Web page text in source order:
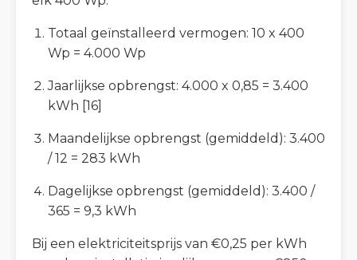
Totaal geïnstalleerd vermogen: 10 x 400
Wp = 4.000 Wp
Jaarlijkse opbrengst: 4.000 x 0,85 = 3.400
kWh [16]
Maandelijkse opbrengst (gemiddeld): 3.400
/ 12 = 283 kWh
Dagelijkse opbrengst (gemiddeld): 3.400 /
365 = 9,3 kWh
Bij een elektriciteitsprijs van €0,25 per kWh